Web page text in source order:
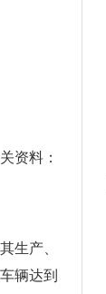
资料：
生产、
辆达到